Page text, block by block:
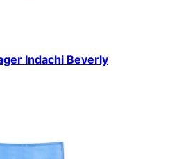
Indachi Beverly